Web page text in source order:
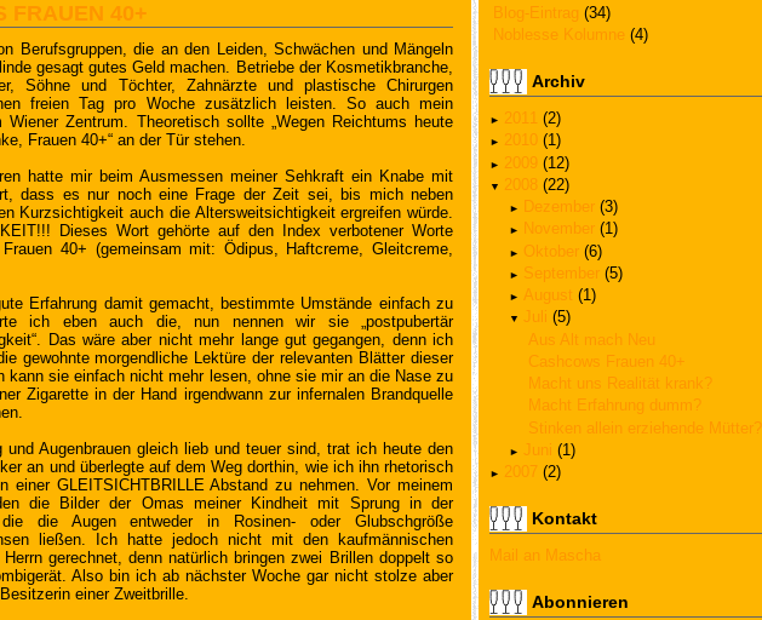
FRAUEN 40+
Berufsgruppen, die an den Leiden, Schwächen und Mängeln
gesagt gutes Geld machen. Betriebe der Kosmetikbranche,
Söhne und Töchter, Zahnärzte und plastische Chirurgen
freien Tag pro Woche zusätzlich leisten. So auch mein
Wiener Zentrum. Theoretisch sollte „Wegen Reichtums heute
Frauen 40+“ an der Tür stehen.
hatte mir beim Ausmessen meiner Sehkraft ein Knabe mit
dass es nur noch eine Frage der Zeit sei, bis mich neben
Kurzsichtigkeit auch die Altersweitsichtigkeit ergreifen würde.
Dieses Wort gehörte auf den Index verbotener Worte
40+ (gemeinsam mit: Ödipus, Haftcreme, Gleitcreme,
Erfahrung damit gemacht, bestimmte Umstände einfach zu
ich eben auch die, nun nennen wir sie „postpubertär
Das wäre aber nicht mehr lange gut gegangen, denn ich
gewohnte morgendliche Lektüre der relevanten Blätter dieser
kann sie einfach nicht mehr lesen, ohne sie mir an die Nase zu
Zigarette in der Hand irgendwann zur infernalen Brandquelle
und Augenbrauen gleich lieb und teuer sind, trat ich heute den
an und überlegte auf dem Weg dorthin, wie ich ihn rhetorisch
einer GLEITSICHTBRILLE Abstand zu nehmen. Vor meinem
die Bilder der Omas meiner Kindheit mit Sprung in der
die Augen entweder in Rosinen- oder Glubschgröße
ließen. Ich hatte jedoch nicht mit den kaufmännischen
gerechnet, denn natürlich bringen zwei Brillen doppelt so
Also bin ich ab nächster Woche gar nicht stolze aber
einer Zweitbrille.
Blog-Eintrag (34)
Noblesse Kolumne (4)
Archiv
► 2011 (2)
► 2010 (1)
► 2009 (12)
▼ 2008 (22)
► Dezember (3)
► November (1)
► Oktober (6)
► September (5)
► August (1)
▼ Juli (5)
Aus Alt mach Neu
Cashcows Frauen 40+
Macht uns Realität krank?
Macht Erfahrung dumm?
Stinken allein erziehende Mütter?
► Juni (1)
► 2007 (2)
Kontakt
Mail an Mascha
Abonnieren